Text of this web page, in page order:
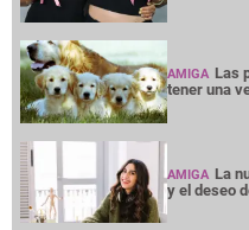
AMIGA Las
tener una
AMIGA La
y el deseo